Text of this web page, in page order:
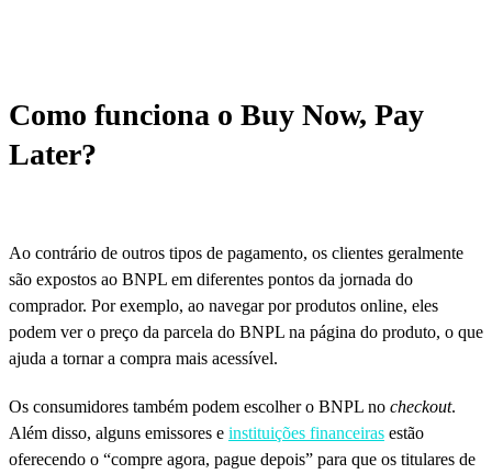
Como funciona o Buy Now, Pay
Later?
Ao contrário de outros tipos de pagamento, os clientes geralmente
são expostos ao BNPL em diferentes pontos da jornada do
comprador. Por exemplo, ao navegar por produtos online, eles
podem ver o preço da parcela do BNPL na página do produto, o que
ajuda a tornar a compra mais acessível.
Os consumidores também podem escolher o BNPL no checkout.
Além disso, alguns emissores e instituições financeiras estão
oferecendo o “compre agora, pague depois” para que os titulares de